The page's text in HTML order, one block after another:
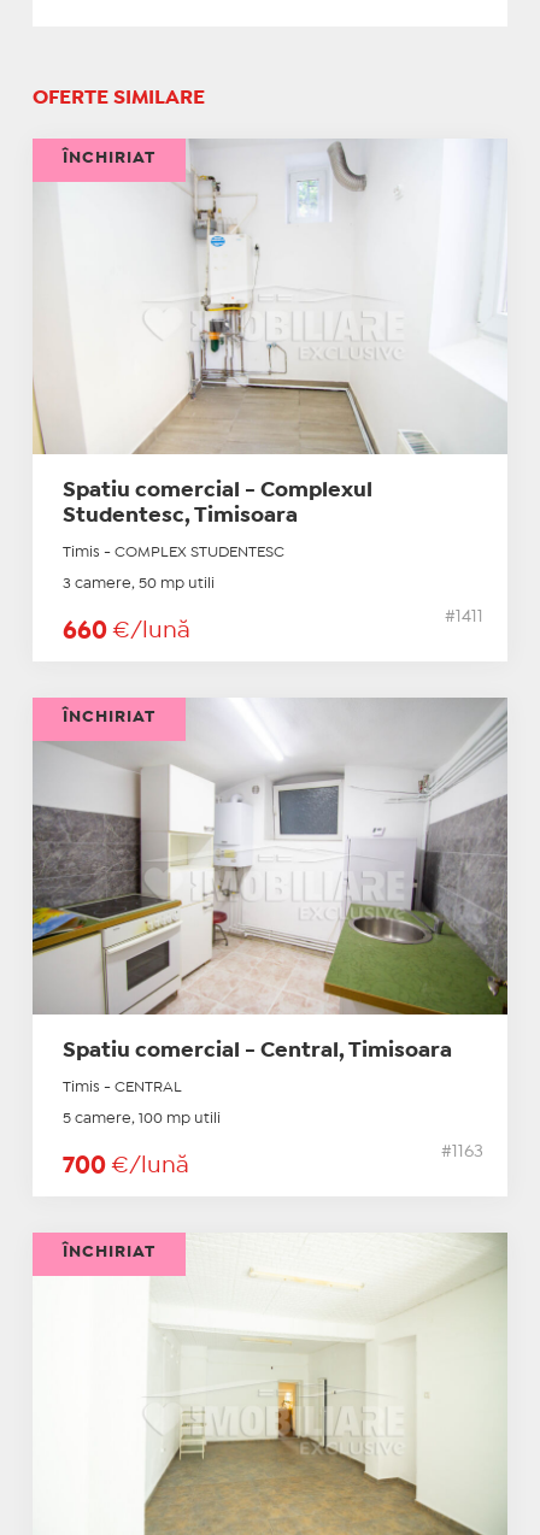
OFERTE SIMILARE
Spatiu comercial - Complexul
Studentesc, Timisoara
Timis - COMPLEX STUDENTESC
3 camere, 50 mp utili
660 €/lună
#1411
ÎNCHIRIAT
Spatiu comercial - Central, Timisoara
Timis - CENTRAL
5 camere, 100 mp utili
700 €/lună
#1163
ÎNCHIRIAT
ÎNCHIRIAT